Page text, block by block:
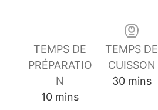
TEMPS DE
PRÉPARATIO
N
10minutes
mins
TEMPS DE
CUISSON
30minutes
mins